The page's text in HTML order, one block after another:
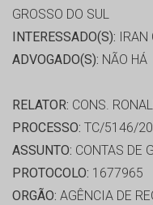
GROSSO DO SUL
INTERESSADO(S):
ADVOGADO(S): NÃO HÁ
RELATOR: CONS.
PROCESSO: TC/5146/
ASSUNTO: CONTAS DE
PROTOCOLO: 1677965
ORGÃO: AGÊNCIA DE